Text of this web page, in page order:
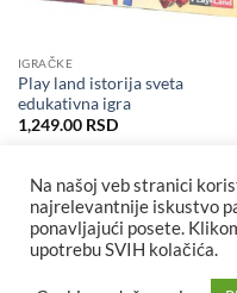
IGRAČKE
Play land istorija sveta
edukativna igra
1,249.00 RSD
Na našoj veb stranici
najrelevantnije iskustvo
ponavljajući posete.
upotrebu SVIH kolačića.